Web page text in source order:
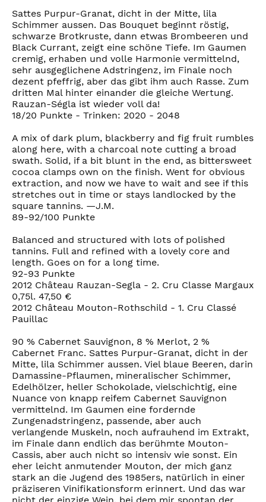
Sattes Purpur-Granat, dicht in der Mitte, lila
Schimmer aussen. Das Bouquet beginnt röstig,
schwarze Brotkruste, dann etwas Brombeeren und
Black Currant, zeigt eine schöne Tiefe. Im Gaumen
cremig, erhaben und volle Harmonie vermittelnd,
sehr ausgeglichene Adstringenz, im Finale noch
dezent pfeffrig, aber das gibt ihm auch Rasse. Zum
dritten Mal hinter einander die gleiche Wertung.
Rauzan-Ségla ist wieder voll da!
18/20 Punkte - Trinken: 2020 - 2048
A mix of dark plum, blackberry and fig fruit rumbles
along here, with a charcoal note cutting a broad
swath. Solid, if a bit blunt in the end, as bittersweet
cocoa clamps own on the finish. Went for obvious
extraction, and now we have to wait and see if this
stretches out in time or stays landlocked by the
square tannins. —J.M.
89-92/100 Punkte
Balanced and structured with lots of polished
tannins. Full and refined with a lovely core and
length. Goes on for a long time.
92-93 Punkte
2012 Château Rauzan-Segla - 2. Cru Classe Margaux
0,75l. 47,50 €
2012 Château Mouton-Rothschild - 1. Cru Classé
Pauillac
90 % Cabernet Sauvignon, 8 % Merlot, 2 %
Cabernet Franc. Sattes Purpur-Granat, dicht in der
Mitte, lila Schimmer aussen. Viel blaue Beeren, darin
Damassine-Pflaumen, mineralischer Schimmer,
Edelhölzer, heller Schokolade, vielschichtig, eine
Nuance von knapp reifem Cabernet Sauvignon
vermittelnd. Im Gaumen eine fordernde
Zungenadstringenz, passende, aber auch
verlangende Muskeln, noch aufrauhend im Extrakt,
im Finale dann endlich das berühmte Mouton-
Cassis, aber auch nicht so intensiv wie sonst. Ein
eher leicht anmutender Mouton, der mich ganz
stark an die Jugend des 1985ers, natürlich in einer
präziseren Vinifikationsform erinnert. Und das war
nicht der einzige Wein, bei dem mir spontan der